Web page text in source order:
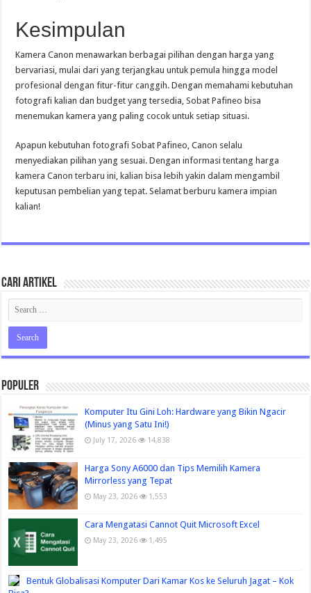
Kesimpulan
Kamera Canon menawarkan berbagai pilihan dengan harga yang
bervariasi, mulai dari yang terjangkau untuk pemula hingga model
profesional dengan fitur-fitur canggih. Dengan memahami kebutuhan
fotografi kalian dan budget yang tersedia, Sobat Pafineo bisa
menemukan kamera yang paling cocok untuk setiap situasi.
Apapun kebutuhan fotografi Sobat Pafineo, Canon selalu
menyediakan pilihan yang sesuai. Dengan informasi tentang harga
kamera Canon terbaru ini, kalian bisa lebih yakin dalam mengambil
keputusan pembelian yang tepat. Selamat berburu kamera impian
kalian!
Cari Artikel
Populer
Komputer Itu Gini Loh: Hardware yang Bikin Ngacir
(Minus yang Satu Ini!)
July 17, 2026 14,838
Harga Sony A6000 dan Tips Memilih Kamera
Mirrorless yang Tepat
May 23, 2026 1,553
Cara Mengatasi Cannot Quit Microsoft Excel
May 23, 2026 1,495
Bentuk Globalisasi Komputer Dari Kamar Kos ke Seluruh Jagat – Kok